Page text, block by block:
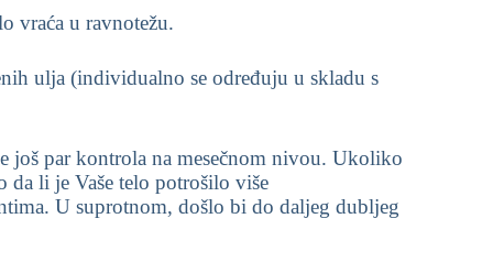
vraća u ravnotežu.
ulja (individualno se određuju u skladu s
još par kontrola na mesečnom nivou. Ukoliko
da li je Vaše telo potrošilo više
U suprotnom, došlo bi do daljeg dubljeg